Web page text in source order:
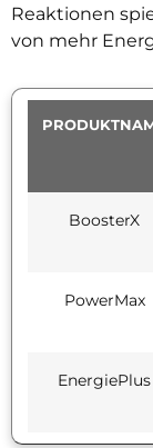
Reaktionen
von mehr
BoosterX
PowerMax
EnergiePlus